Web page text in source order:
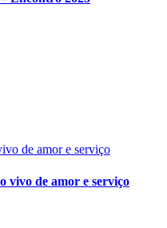
de amor e serviço
vivo de amor e serviço